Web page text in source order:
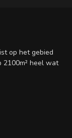
op het gebied
2100m² heel wat